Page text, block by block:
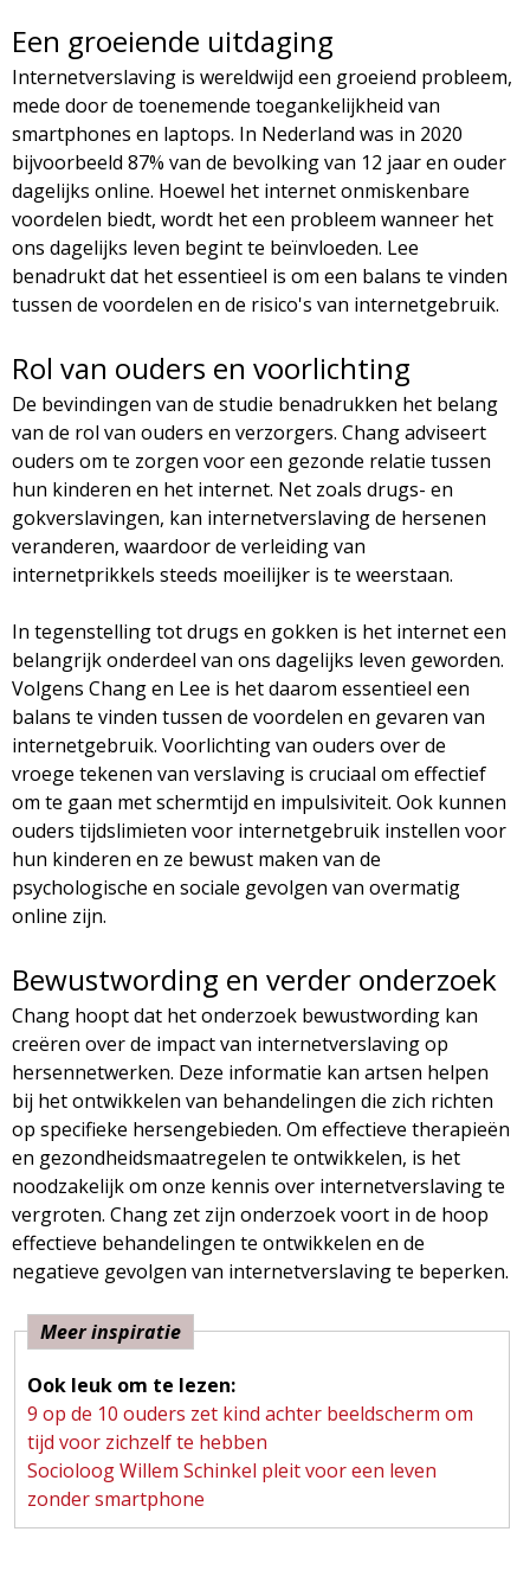
Een groeiende uitdaging
Internetverslaving is wereldwijd een groeiend probleem,
mede door de toenemende toegankelijkheid van
smartphones en laptops. In Nederland was in 2020
bijvoorbeeld 87% van de bevolking van 12 jaar en ouder
dagelijks online. Hoewel het internet onmiskenbare
voordelen biedt, wordt het een probleem wanneer het
ons dagelijks leven begint te beïnvloeden. Lee
benadrukt dat het essentieel is om een balans te vinden
tussen de voordelen en de risico's van internetgebruik.
Rol van ouders en voorlichting
De bevindingen van de studie benadrukken het belang
van de rol van ouders en verzorgers. Chang adviseert
ouders om te zorgen voor een gezonde relatie tussen
hun kinderen en het internet. Net zoals drugs- en
gokverslavingen, kan internetverslaving de hersenen
veranderen, waardoor de verleiding van
internetprikkels steeds moeilijker is te weerstaan.
In tegenstelling tot drugs en gokken is het internet een
belangrijk onderdeel van ons dagelijks leven geworden.
Volgens Chang en Lee is het daarom essentieel een
balans te vinden tussen de voordelen en gevaren van
internetgebruik. Voorlichting van ouders over de
vroege tekenen van verslaving is cruciaal om effectief
om te gaan met schermtijd en impulsiviteit. Ook kunnen
ouders tijdslimieten voor internetgebruik instellen voor
hun kinderen en ze bewust maken van de
psychologische en sociale gevolgen van overmatig
online zijn.
Bewustwording en verder onderzoek
Chang hoopt dat het onderzoek bewustwording kan
creëren over de impact van internetverslaving op
hersennetwerken. Deze informatie kan artsen helpen
bij het ontwikkelen van behandelingen die zich richten
op specifieke hersengebieden. Om effectieve therapieën
en gezondheidsmaatregelen te ontwikkelen, is het
noodzakelijk om onze kennis over internetverslaving te
vergroten. Chang zet zijn onderzoek voort in de hoop
effectieve behandelingen te ontwikkelen en de
negatieve gevolgen van internetverslaving te beperken.
Meer inspiratie
Ook leuk om te lezen:
9 op de 10 ouders zet kind achter beeldscherm om
tijd voor zichzelf te hebben
Socioloog Willem Schinkel pleit voor een leven
zonder smartphone